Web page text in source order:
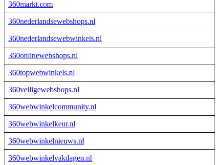
360markt.com
360nederlandsewebshops.nl
360nederlandsewebwinkels.nl
360onlinewebshops.nl
360topwebwinkels.nl
360veiligewebshops.nl
360webwinkelcommunity.nl
360webwinkelkeur.nl
360webwinkelnieuws.nl
360webwinkelvakdagen.nl